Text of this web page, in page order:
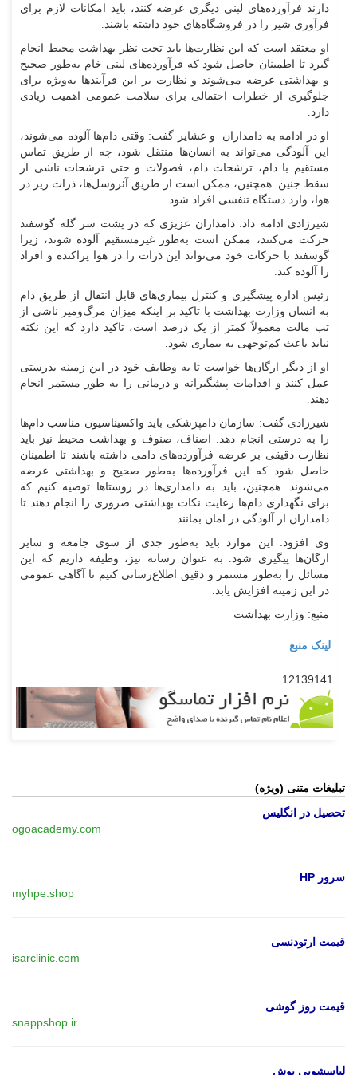
دارند فرآورده‌های لبنی دیگری عرضه کنند، باید امکانات لازم برای
فرآوری شیر را در فروشگاه‌های خود داشته باشند.
او معتقد است که این نظارت‌ها باید تحت نظر بهداشت محیط انجام
گیرد تا اطمینان حاصل شود که فرآورده‌های لبنی خام به‌طور صحیح
و بهداشتی عرضه می‌شوند و نظارت بر این فرآیند‌ها به‌ویژه برای
جلوگیری از خطرات احتمالی برای سلامت عمومی اهمیت زیادی
دارد.
او در ادامه به دامداران و عشایر گفت: وقتی دام‌ها آلوده می‌شوند،
این آلودگی می‌تواند به انسان‌ها منتقل شود، چه از طریق تماس
مستقیم با دام، ترشحات دام، فضولات و حتی ترشحات ناشی از
سقط جنین. همچنین، ممکن است از طریق آئروسل‌ها، ذرات ریز در
هوا، وارد دستگاه تنفسی افراد شود.
شیرزادی ادامه داد: دامداران عزیزی که در پشت سر گله گوسفند
حرکت می‌کنند، ممکن است به‌طور غیرمستقیم آلوده شوند، زیرا
گوسفند با حرکات خود می‌تواند این ذرات را در هوا پراکنده و افراد
را آلوده کند.
رئیس اداره پیشگیری و کنترل بیماری‌های قابل انتقال از طریق دام
به انسان وزارت بهداشت با تاکید بر اینکه میزان مرگ‌ومیر ناشی از
تب مالت معمولاً کمتر از یک درصد است، تاکید دارد که این نکته
نباید باعث کم‌توجهی به بیماری شود.
او از دیگر ارگان‌ها خواست تا به وظایف خود در این زمینه بدرستی
عمل کنند و اقدامات پیشگیرانه و درمانی را به طور مستمر انجام
دهند.
شیرزادی گفت: سازمان دامپزشکی باید واکسیناسیون مناسب دام‌ها
را به درستی انجام دهد. اصناف، صنوف و بهداشت محیط نیز باید
نظارت دقیقی بر عرضه فرآورده‌های دامی داشته باشند تا اطمینان
حاصل شود که این فرآورده‌ها به‌طور صحیح و بهداشتی عرضه
می‌شوند. همچنین، باید به دامداری‌ها در روستا‌ها توصیه کنیم که
برای نگهداری دام‌ها رعایت نکات بهداشتی ضروری را انجام دهند تا
دامداران از آلودگی در امان بمانند.
وی افزود: این موارد باید به‌طور جدی از سوی جامعه و سایر
ارگان‌ها پیگیری شود. به عنوان رسانه نیز، وظیفه داریم که این
مسائل را به‌طور مستمر و دقیق اطلاع‌رسانی کنیم تا آگاهی عمومی
در این زمینه افزایش یابد.
منبع: وزارت بهداشت
لینک منبع
12139141
تبلیغات متنی (ویژه)
تحصیل در انگلیس
ogoacademy.com
سرور HP
myhpe.shop
قیمت ارتودنسی
isarclinic.com
قیمت روز گوشی
snappshop.ir
لباسشویی بوش